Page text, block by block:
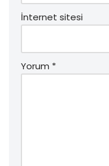
İnternet sitesi
Yorum *